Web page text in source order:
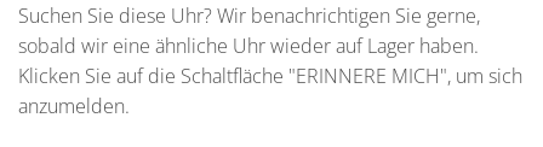
Suchen Sie diese Uhr? Wir benachrichtigen Sie gerne,
sobald wir eine ähnliche Uhr wieder auf Lager haben.
Klicken Sie auf die Schaltfläche "ERINNERE MICH", um sich
anzumelden.